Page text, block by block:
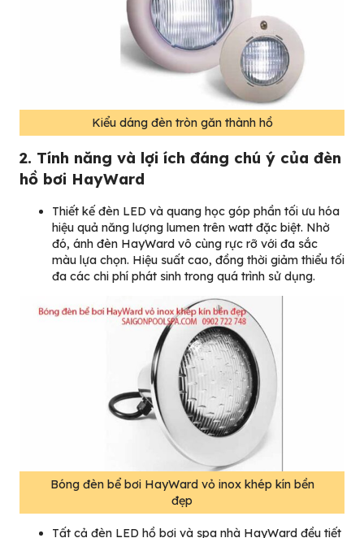
Kiểu dáng đèn tròn găn thành hồ
2. Tính năng và lợi ích đáng chú ý của đèn
hồ bơi HayWard
Thiết kế đèn LED và quang học góp phần tối ưu hóa
hiệu quả năng lượng lumen trên watt đặc biệt. Nhờ
đó, ánh đèn HayWard vô cùng rực rỡ với đa sắc
màu lựa chọn. Hiệu suất cao, đồng thời giảm thiểu tối
đa các chi phí phát sinh trong quá trình sử dụng.
Bóng đèn bể bơi HayWard vỏ inox khép kín bền
đẹp
Tất cả đèn LED hồ bơi và spa nhà HayWard đều tiết